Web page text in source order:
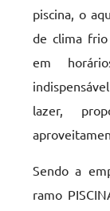
piscina, o
de clima
em
lazer,
Sendo a
ramo